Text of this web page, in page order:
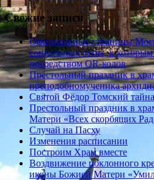
Свежие записи
Официальные страницы
социальных сетях, к
посредством QR-кодов
Престольный праздник в
преподобномученика
Святой Фёдор Томский
Престольный праздник в
Матери «Всех скорбящих
Случай на Пасху
Изменения расписании
Построим Храм вместе
Воздвижение поклонного
иконы Божией Матери